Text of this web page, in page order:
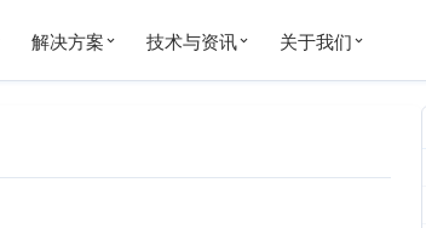
解决方案 技术与资讯 关于我们